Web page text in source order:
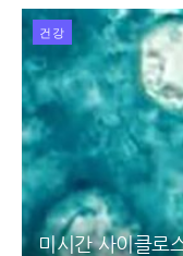
건강
미시간 사이클로